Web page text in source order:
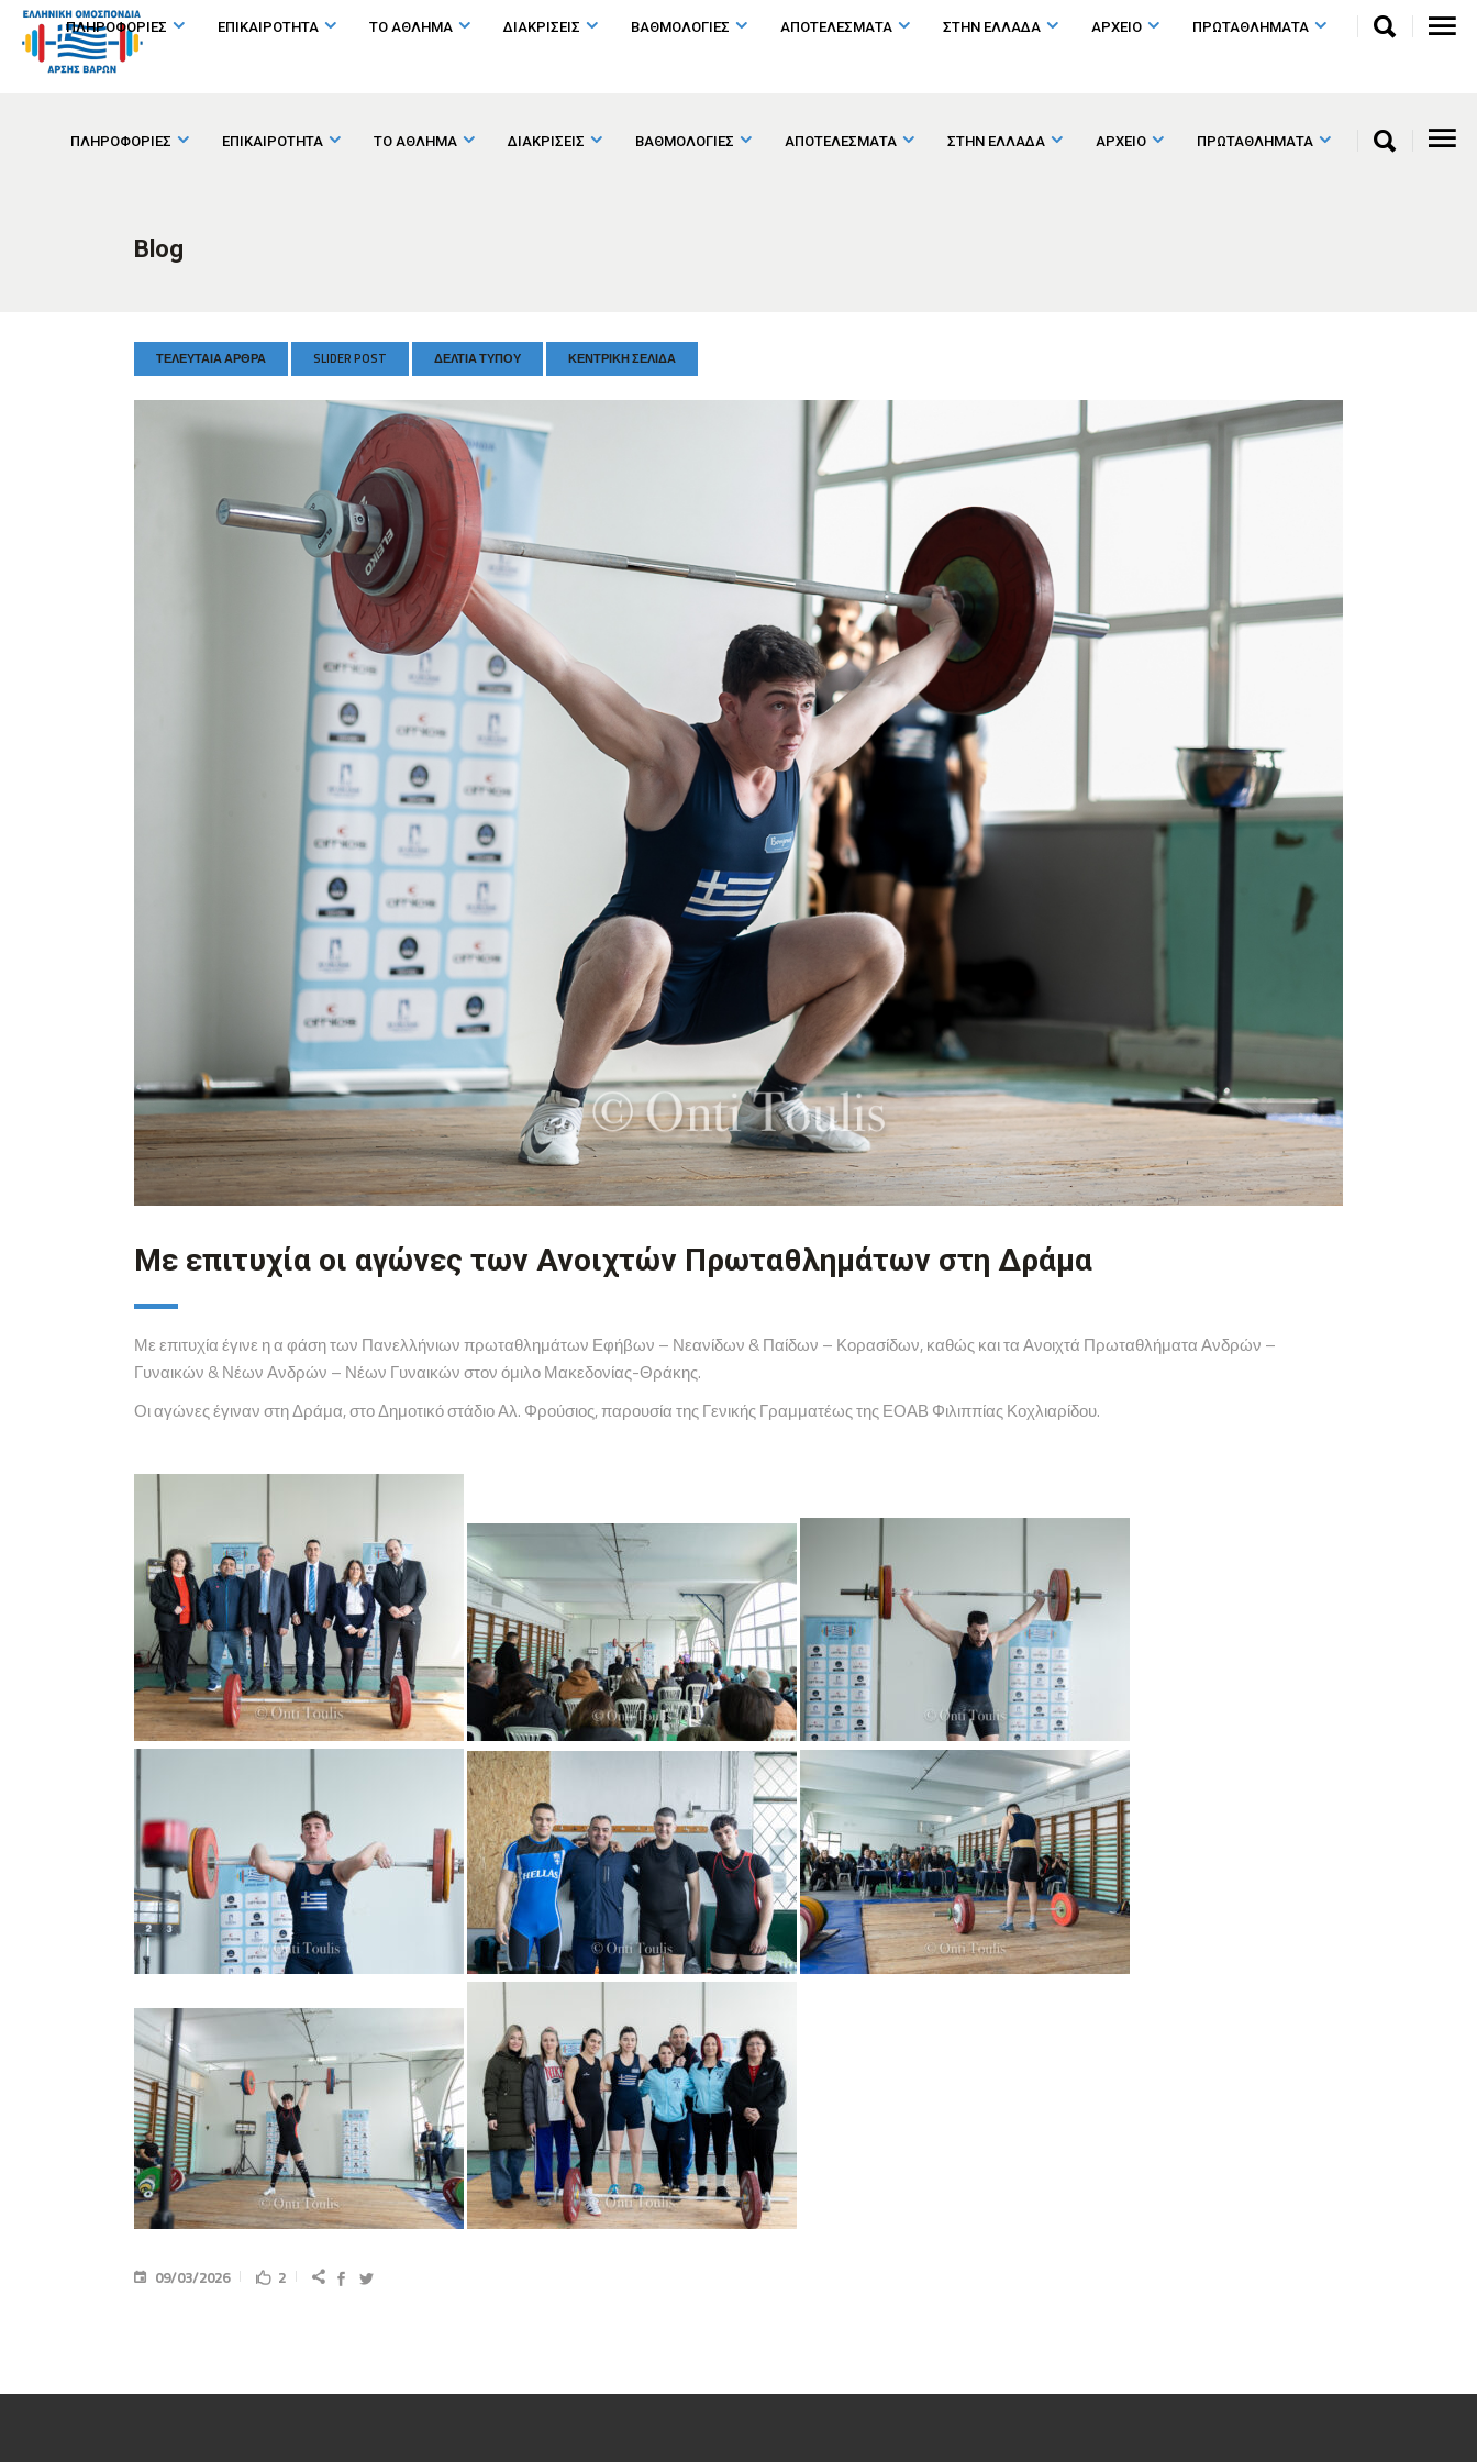
ΠΛΗΡΟΦΟΡΙΕΣ ΕΠΙΚΑΙΡΟΤΗΤΑ ΤΟ ΑΘΛΗΜΑ ΔΙΑΚΡΙΣΕΙΣ ΒΑΘΜΟΛΟΓΙΕΣ ΑΠΟΤΕΛΕΣΜΑΤΑ ΣΤΗΝ ΕΛΛΑΔΑ ΑΡΧΕΙΟ ΠΡΩΤΑΘΛΗΜΑΤΑ
ΠΛΗΡΟΦΟΡΙΕΣ ΕΠΙΚΑΙΡΟΤΗΤΑ ΤΟ ΑΘΛΗΜΑ ΔΙΑΚΡΙΣΕΙΣ ΒΑΘΜΟΛΟΓΙΕΣ ΑΠΟΤΕΛΕΣΜΑΤΑ ΣΤΗΝ ΕΛΛΑΔΑ ΑΡΧΕΙΟ ΠΡΩΤΑΘΛΗΜΑΤΑ
Blog
ΤΕΛΕΥΤΑΊΑ ΆΡΘΡΑ SLIDER POST ΔΕΛΤΊΑ ΤΎΠΟΥ ΚΕΝΤΡΙΚΉ ΣΕΛΊΔΑ
Με επιτυχία οι αγώνες των Ανοιχτών Πρωταθλημάτων στη Δράμα
Με επιτυχία έγινε η α φάση των Πανελλήνιων πρωταθλημάτων Εφήβων – Νεανίδων & Παίδων – Κορασίδων, καθώς και τα Ανοιχτά Πρωταθλήματα Ανδρών –
Γυναικών & Νέων Ανδρών – Νέων Γυναικών στον όμιλο Μακεδονίας-Θράκης.
Οι αγώνες έγιναν στη Δράμα, στο Δημοτικό στάδιο Αλ. Φρούσιος, παρουσία της Γενικής Γραμματέως της ΕΟΑΒ Φιλιππίας Κοχλιαρίδου.
09/03/2026 2